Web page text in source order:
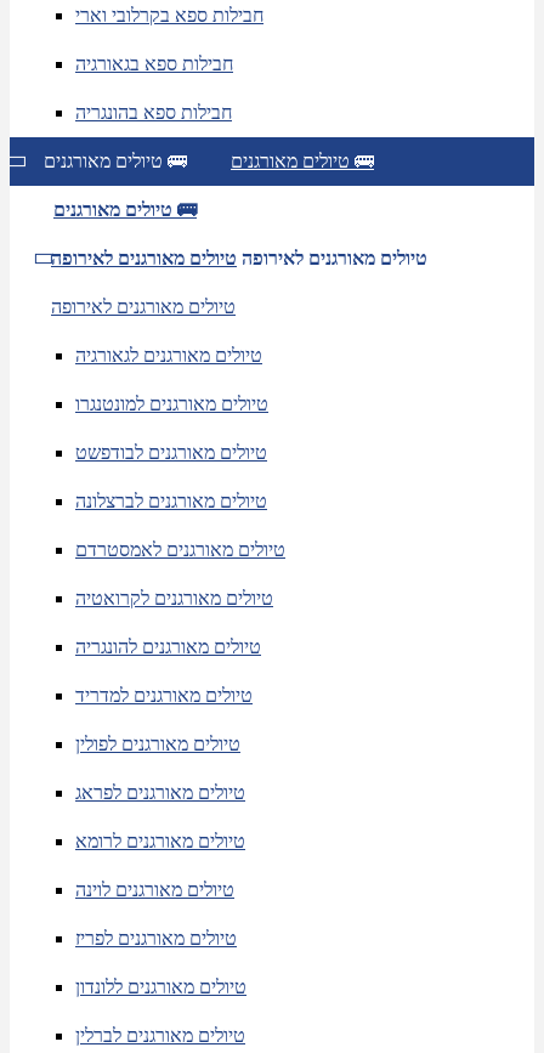
חבילות ספא בקרלובי וארי
חבילות ספא בגאורגיה
חבילות ספא בהונגריה
טיולים מאורגנים 🚌 טיולים מאורגנים 🚌
טיולים מאורגנים 🚌
טיולים מאורגנים לאירופה טיולים מאורגנים לאירופה
טיולים מאורגנים לאירופה
טיולים מאורגנים לגאורגיה
טיולים מאורגנים למונטנגרו
טיולים מאורגנים לבודפשט
טיולים מאורגנים לברצלונה
טיולים מאורגנים לאמסטרדם
טיולים מאורגנים לקרואטיה
טיולים מאורגנים להונגריה
טיולים מאורגנים למדריד
טיולים מאורגנים לפולין
טיולים מאורגנים לפראג
טיולים מאורגנים לרומא
טיולים מאורגנים לוינה
טיולים מאורגנים לפריז
טיולים מאורגנים ללונדון
טיולים מאורגנים לברלין